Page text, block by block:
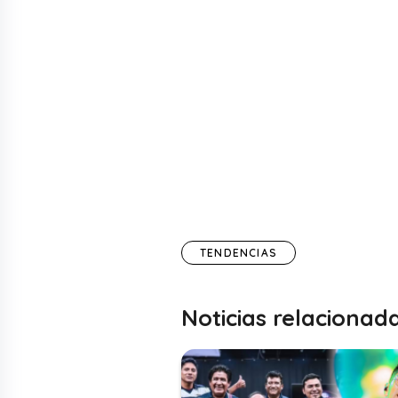
TENDENCIAS
Noticias